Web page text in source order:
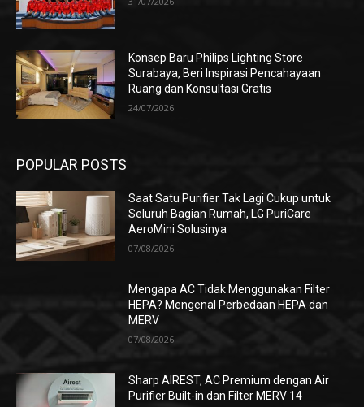
Konsep Baru Philips Lighting Store
Surabaya, Beri Inspirasi Pencahayaan
Ruang dan Konsultasi Gratis
24/07/2026
POPULAR POSTS
Saat Satu Purifier Tak Lagi Cukup untuk
Seluruh Bagian Rumah, LG PuriCare
AeroMini Solusinya
07/08/2026
Mengapa AC Tidak Menggunakan Filter
HEPA? Mengenal Perbedaan HEPA dan
MERV
07/08/2026
Sharp AIREST, AC Premium dengan Air
Purifier Built-in dan Filter MERV 14